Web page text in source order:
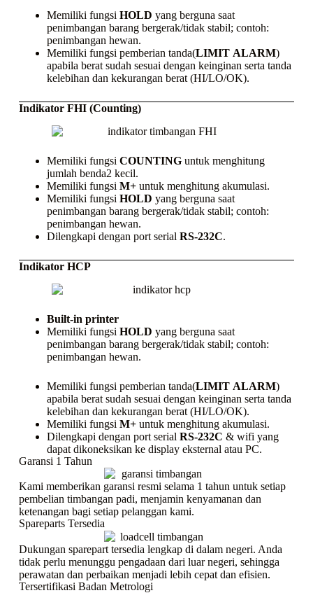
Memiliki fungsi HOLD yang berguna saat
penimbangan barang bergerak/tidak stabil; contoh:
penimbangan hewan.
Memiliki fungsi pemberian tanda(LIMIT ALARM)
apabila berat sudah sesuai dengan keinginan serta tanda
kelebihan dan kekurangan berat (HI/LO/OK).
Indikator FHI (Counting)
Memiliki fungsi COUNTING untuk menghitung
jumlah benda2 kecil.
Memiliki fungsi M+ untuk menghitung akumulasi.
Memiliki fungsi HOLD yang berguna saat
penimbangan barang bergerak/tidak stabil; contoh:
penimbangan hewan.
Dilengkapi dengan port serial RS-232C.
Indikator HCP
Built-in printer
Memiliki fungsi HOLD yang berguna saat
penimbangan barang bergerak/tidak stabil; contoh:
penimbangan hewan.
Memiliki fungsi pemberian tanda(LIMIT ALARM)
apabila berat sudah sesuai dengan keinginan serta tanda
kelebihan dan kekurangan berat (HI/LO/OK).
Memiliki fungsi M+ untuk menghitung akumulasi.
Dilengkapi dengan port serial RS-232C & wifi yang
dapat dikoneksikan ke display eksternal atau PC.
Garansi 1 Tahun
Kami memberikan garansi resmi selama 1 tahun untuk setiap
pembelian timbangan padi, menjamin kenyamanan dan
ketenangan bagi setiap pelanggan kami.
Spareparts Tersedia
Dukungan sparepart tersedia lengkap di dalam negeri. Anda
tidak perlu menunggu pengadaan dari luar negeri, sehingga
perawatan dan perbaikan menjadi lebih cepat dan efisien.
Tersertifikasi Badan Metrologi